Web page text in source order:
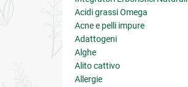
Acidi grassi Omega
Acne e pelli impure
Adattogeni
Alghe
Alito cattivo
Allergie